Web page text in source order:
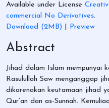
Available under License
commercial No Derivatives.
Download (2MB)
Preview
Abstract
Jihad dalam Islam mempunyai
Rasulullah Saw menganggap
dikarenakan keutamaan jihad
Qur’an dan as-Sunnah.